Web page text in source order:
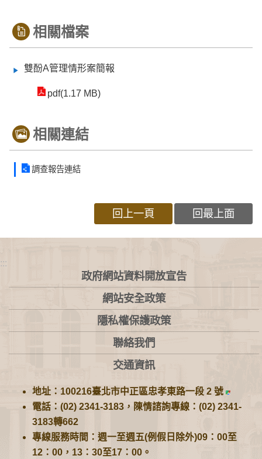
相關檔案
雙酚A管理情形案簡報
pdf(1.17 MB)
相關連結
調查報告連結
回上一頁 回最上面
:::
政府網站資料開放宣告
網站安全政策
隱私權保護政策
聯絡我們
交通資訊
地址：100216臺北市中正區忠孝東路一段 2 號
電話：(02) 2341-3183，陳情諮詢專線：(02) 2341-
3183轉662
專線服務時間：週一至週五(例假日除外)09：00至
12：00，13：30至17：00。